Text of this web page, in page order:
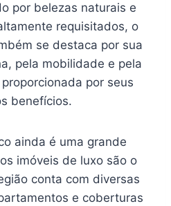
por belezas naturais e
requisitados, o
se destaca por sua
pela mobilidade e pela
por seus
benefícios.
ainda é uma grande
imóveis de luxo são o
conta com diversas
e coberturas